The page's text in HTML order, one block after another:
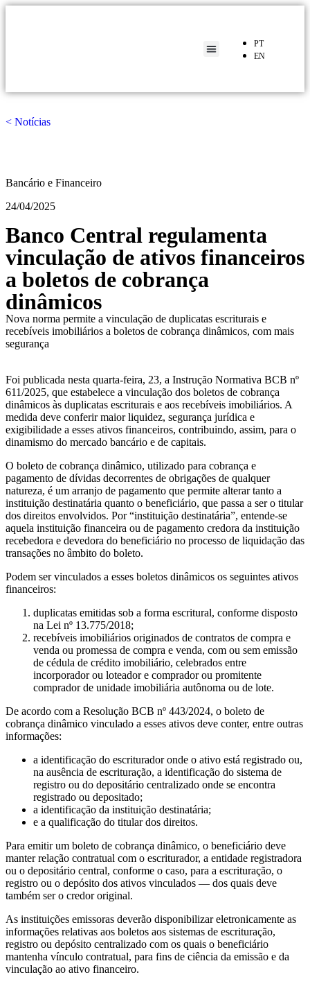
PT
EN
< Notícias
Bancário e Financeiro
24/04/2025
Banco Central regulamenta
vinculação de ativos financeiros
a boletos de cobrança
dinâmicos
Nova norma permite a vinculação de duplicatas escriturais e
recebíveis imobiliários a boletos de cobrança dinâmicos, com mais
segurança
Foi publicada nesta quarta-feira, 23, a Instrução Normativa BCB nº
611/2025, que estabelece a vinculação dos boletos de cobrança
dinâmicos às duplicatas escriturais e aos recebíveis imobiliários. A
medida deve conferir maior liquidez, segurança jurídica e
exigibilidade a esses ativos financeiros, contribuindo, assim, para o
dinamismo do mercado bancário e de capitais.
O boleto de cobrança dinâmico, utilizado para cobrança e
pagamento de dívidas decorrentes de obrigações de qualquer
natureza, é um arranjo de pagamento que permite alterar tanto a
instituição destinatária quanto o beneficiário, que passa a ser o titular
dos direitos envolvidos. Por “instituição destinatária”, entende-se
aquela instituição financeira ou de pagamento credora da instituição
recebedora e devedora do beneficiário no processo de liquidação das
transações no âmbito do boleto.
Podem ser vinculados a esses boletos dinâmicos os seguintes ativos
financeiros:
duplicatas emitidas sob a forma escritural, conforme disposto
na Lei nº 13.775/2018;
recebíveis imobiliários originados de contratos de compra e
venda ou promessa de compra e venda, com ou sem emissão
de cédula de crédito imobiliário, celebrados entre
incorporador ou loteador e comprador ou promitente
comprador de unidade imobiliária autônoma ou de lote.
De acordo com a Resolução BCB nº 443/2024, o boleto de
cobrança dinâmico vinculado a esses ativos deve conter, entre outras
informações:
a identificação do escriturador onde o ativo está registrado ou,
na ausência de escrituração, a identificação do sistema de
registro ou do depositário centralizado onde se encontra
registrado ou depositado;
a identificação da instituição destinatária;
e a qualificação do titular dos direitos.
Para emitir um boleto de cobrança dinâmico, o beneficiário deve
manter relação contratual com o escriturador, a entidade registradora
ou o depositário central, conforme o caso, para a escrituração, o
registro ou o depósito dos ativos vinculados — dos quais deve
também ser o credor original.
As instituições emissoras deverão disponibilizar eletronicamente as
informações relativas aos boletos aos sistemas de escrituração,
registro ou depósito centralizado com os quais o beneficiário
mantenha vínculo contratual, para fins de ciência da emissão e da
vinculação ao ativo financeiro.